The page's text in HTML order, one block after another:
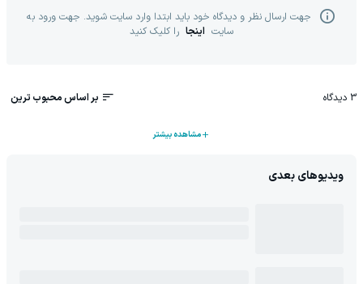
جهت ارسال نظر و دیدگاه خود باید ابتدا وارد سایت شوید. جهت ورود به
سایت اینجا را کلیک کنید
3 دیدگاه بر اساس محبوب ترین
مشاهده بیشتر
ویدیوهای بعدی